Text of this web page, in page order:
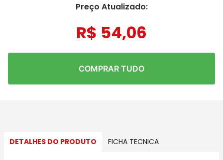
Preço Atualizado:
R$ 54,06
COMPRAR TUDO
DETALHES DO PRODUTO FICHA TECNICA